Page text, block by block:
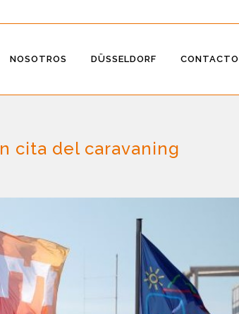
NOSOTROS DÜSSELDORF CONTACTO
cita del caravaning